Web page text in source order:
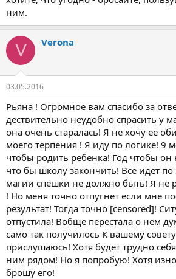
ним.
V Verona
03.05.2016
Рьяна ! Огромное вам спасибо за
дествительно неудобно спрасить у
она очень старалась! Я не хочу ее
моего терпения ! Я иду по логике! 9
чтобы родить ребенка! Год чтобы он
что бы школу закончить! Все идет
магии спешки не должно быть! Я не
! Но меня точно отпугнет если мне
результат! Тогда точно [censored]!
отпустила! Вобще перестала о нем
само так получилось К вашему
прислушаюсь! Хотя будет трудно
ним рядом! Но я попробую! Хотя
брошу его!